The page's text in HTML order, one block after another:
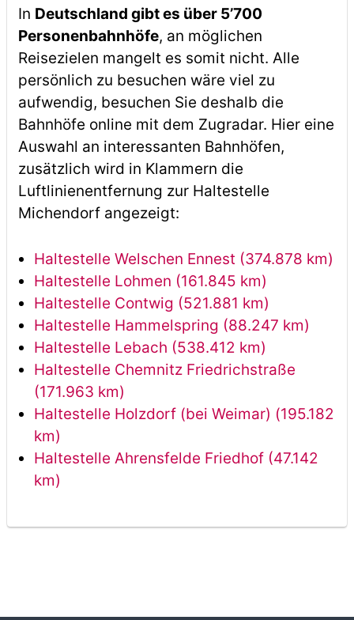
In Deutschland gibt es über 5’700
Personenbahnhöfe, an möglichen
Reisezielen mangelt es somit nicht. Alle
persönlich zu besuchen wäre viel zu
aufwendig, besuchen Sie deshalb die
Bahnhöfe online mit dem Zugradar. Hier eine
Auswahl an interessanten Bahnhöfen,
zusätzlich wird in Klammern die
Luftlinienentfernung zur Haltestelle
Michendorf angezeigt:
Haltestelle Welschen Ennest (374.878 km)
Haltestelle Lohmen (161.845 km)
Haltestelle Contwig (521.881 km)
Haltestelle Hammelspring (88.247 km)
Haltestelle Lebach (538.412 km)
Haltestelle Chemnitz Friedrichstraße
(171.963 km)
Haltestelle Holzdorf (bei Weimar) (195.182
km)
Haltestelle Ahrensfelde Friedhof (47.142
km)